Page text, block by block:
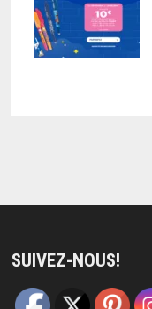
SUIVEZ-NOUS!